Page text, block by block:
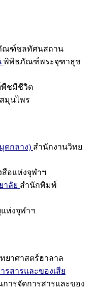
ณฑ์ชลทัศนสถาน
พิพิธภัณฑ์พระจุฑาธุช
ชมีชีวิต
มุนไพร
ดกลาง) สำนักงานวิทย
อแห่งจุฬาฯ
าลัย สำนักพิมพ์
ห่งจุฬาฯ
ยาศาสตร์ฮาลาล
รสารและของเสีย
ารจัดการสารและของ